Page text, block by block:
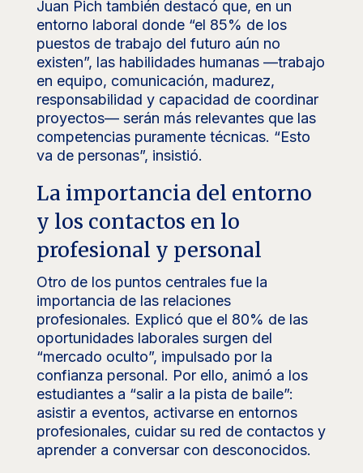
Juan Pich también destacó que, en un
entorno laboral donde “el 85% de los
puestos de trabajo del futuro aún no
existen”, las habilidades humanas —trabajo
en equipo, comunicación, madurez,
responsabilidad y capacidad de coordinar
proyectos— serán más relevantes que las
competencias puramente técnicas. “Esto
va de personas”, insistió.
La importancia del entorno
y los contactos en lo
profesional y personal
Otro de los puntos centrales fue la
importancia de las relaciones
profesionales. Explicó que el 80% de las
oportunidades laborales surgen del
“mercado oculto”, impulsado por la
confianza personal. Por ello, animó a los
estudiantes a “salir a la pista de baile”:
asistir a eventos, activarse en entornos
profesionales, cuidar su red de contactos y
aprender a conversar con desconocidos.